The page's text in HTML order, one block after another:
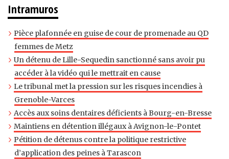
Intramuros
Pièce plafonnée en guise de cour de promenade au QD
femmes de Metz
Un détenu de Lille-Sequedin sanctionné sans avoir pu
accéder à la vidéo qui le mettrait en cause
Le tribunal met la pression sur les risques incendies à
Grenoble-Varces
Accès aux soins dentaires déficients à Bourg-en-Bresse
Maintiens en détention illégaux à Avignon-le-Pontet
Pétition de détenus contre la politique restrictive
d’application des peines à Tarascon